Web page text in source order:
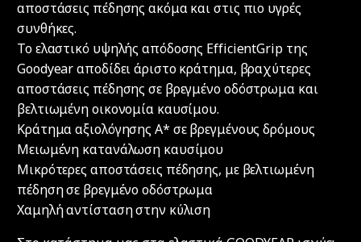
αποστάσεις πέδησης ακόμα και στις πιο υγρές
συνθήκες.
Το ελαστικό υψηλής απόδοσης EfficientGrip της
Goodyear αποδίδει άριστο κράτημα, βραχύτερες
αποστάσεις πέδησης σε βρεγμένο οδόστρωμα και
βελτιωμένη οικονομία καυσίμου.
Κράτημα αξιολόγησης A* σε βρεγμένους δρόμους
Μειωμένη κατανάλωση καυσίμου
Μικρότερες αποστάσεις πέδησης, με βελτιωμένη
πέδηση σε βρεγμένο οδόστρωμα
Χαμηλή αντίσταση στην κύλιση